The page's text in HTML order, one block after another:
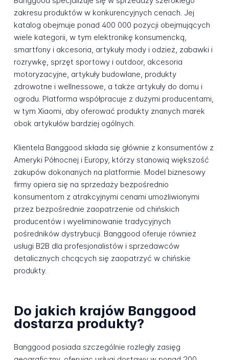
zakresu produktów w konkurencyjnych cenach. Jej
katalog obejmuje ponad 400 000 pozycji obejmujących
wiele kategorii, w tym elektronikę konsumencką,
smartfony i akcesoria, artykuły mody i odzież, zabawki i
rozrywkę, sprzęt sportowy i outdoor, akcesoria
motoryzacyjne, artykuły budowlane, produkty
zdrowotne i wellnessowe, a także artykuły do domu i
ogrodu. Platforma współpracuje z dużymi producentami,
w tym Xiaomi, aby oferować produkty znanych marek
obok artykułów bardziej ogólnych.
Klientela Banggood składa się głównie z konsumentów z
Ameryki Północnej i Europy, którzy stanowią większość
zakupów dokonanych na platformie. Model biznesowy
firmy opiera się na sprzedaży bezpośrednio
konsumentom z atrakcyjnymi cenami umożliwionymi
przez bezpośrednie zaopatrzenie od chińskich
producentów i wyeliminowanie tradycyjnych
pośredników dystrybucji. Banggood oferuje również
usługi B2B dla profesjonalistów i sprzedawców
detalicznych chcących się zaopatrzyć w chińskie
produkty.
Do jakich krajów Banggood
dostarza produkty?
Banggood posiada szczególnie rozległy zasięg